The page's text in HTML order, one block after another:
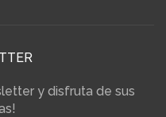
y disfruta de sus